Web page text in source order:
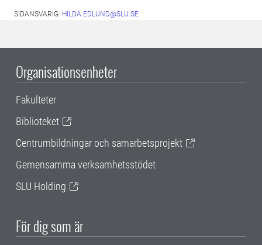
SIDANSVARIG: HILDA.EDLUND@SLU.SE
Organisationsenheter
Fakulteter
Biblioteket
Centrumbildningar och samarbetsprojekt
Gemensamma verksamhetsstödet
SLU Holding
För dig som är